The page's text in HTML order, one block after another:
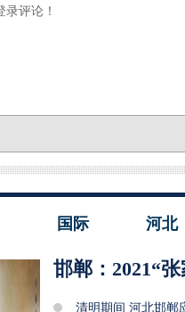
国际 河北
邯郸：2021“
清明期间 河北邯郸